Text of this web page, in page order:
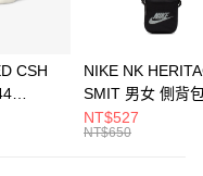
CSH
短統襪
NIKE NK
SMIT 男女 側背
BA5871010
NT$527
NT$650